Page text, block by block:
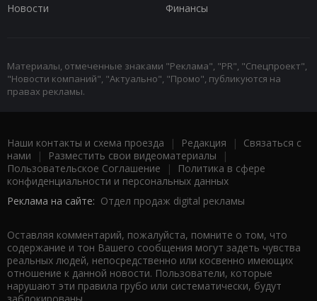
Новости
Финансы
Материалы, отмеченные знаками "Реклама", "PR", "Спецпроект",
"Новости компаний", "Актуально", "Промо", публикуются на
правах рекламы.
Наши контакты и схема проезда | Редакция | Связаться с
нами | Разместить свои видеоматериалы |
Пользовательское Соглашение |
Политика в сфере
конфиденциальности и персональных данных
Реклама на сайте: Отдел продаж digital рекламы
Оставляя комментарий, пожалуйста, помните о том, что
содержание и тон Вашего сообщения могут задеть чувства
реальных людей, непосредственно или косвенно имеющих
отношение к данной новости. Пользователи, которые
нарушают эти правила грубо или систематически, будут